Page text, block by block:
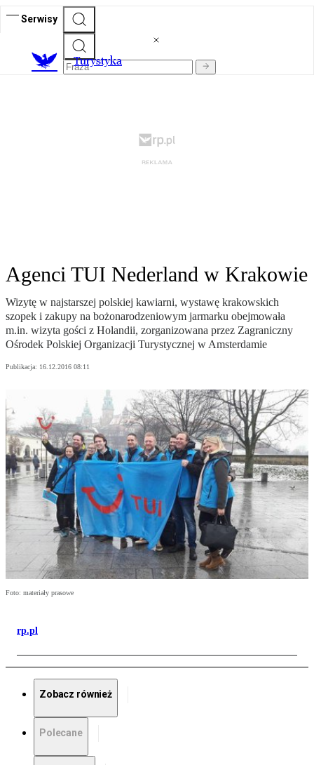
Serwisy
Turystyka
Agenci TUI Nederland w Krakowie
Wizytę w najstarszej polskiej kawiarni, wystawę krakowskich
szopek i zakupy na bożonarodzeniowym jarmarku obejmowała
m.in. wizyta gości z Holandii, zorganizowana przez Zagraniczny
Ośrodek Polskiej Organizacji Turystycznej w Amsterdamie
Publikacja: 16.12.2016 08:11
Foto: materiały prasowe
rp.pl
Zobacz również
Polecane